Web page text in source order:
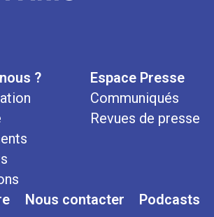
?
Espace Presse
Communiqués
Revues de presse
Nous contacter Podcasts